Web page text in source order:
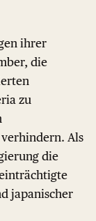
ihrer
die
zu
Als
die
japanischer